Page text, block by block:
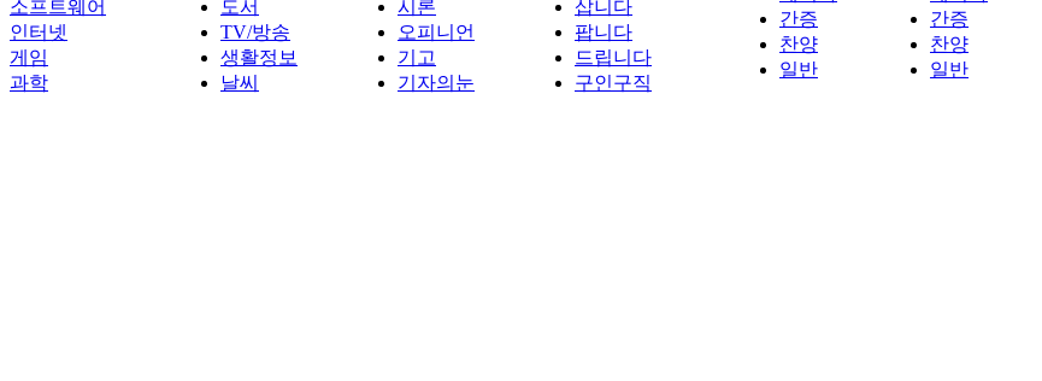
소프트웨어
인터넷
게임
과학
도서
TV/방송
생활정보
날씨
시론
오피니언
기고
기자의눈
삽니다
팝니다
드립니다
구인구직
간증
찬양
일반
간증
찬양
일반